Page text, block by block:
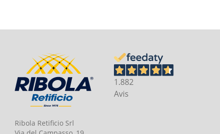
Ribola Retificio Srl
1.882
Avis